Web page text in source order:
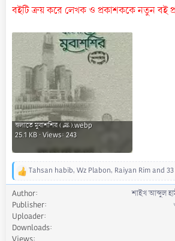
বইটি ক্রয় করে লেখক ও প্রকাশককে নতুন বই
স্বলাতে মুবাশশির (ﷺ).webp
25.1 KB · Views: 243
R
e
a
c
t
i
Tahsan habib, Wz Plabon, Raiyan Rimand
Author
শাইখ আব্দুল
Publisher
Uploader
Downloads